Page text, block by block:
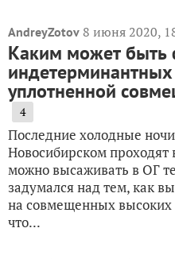
AndreyZotov 8 июня 2020,
Каким может быть
уплотненной
4
Последние холодные
Новосибирском проходят
можно высаживать в ОГ
задумался над тем, как
на совмещенных высоких
что...